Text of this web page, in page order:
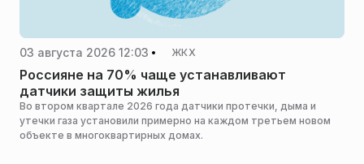
03 августа 2026 12:03 ЖКХ
Россияне на 70% чаще устанавливают
датчики защиты жилья
Во втором квартале 2026 года датчики протечки, дыма и
утечки газа установили примерно на каждом третьем новом
объекте в многоквартирных домах.